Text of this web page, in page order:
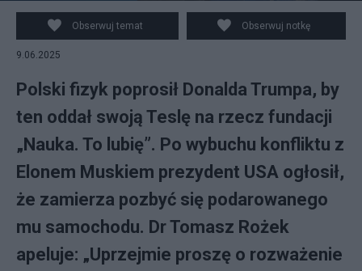
na zdjęciu: Tomasz Rożek podczas wystąpienia na
Forum Ekonomicznym w Karpaczu. fot. PAP/Maciej
Kulczyński
Obserwuj temat Obserwuj notkę
9.06.2025
Polski fizyk poprosił Donalda Trumpa, by
ten oddał swoją Teslę na rzecz fundacji
„Nauka. To lubię”. Po wybuchu konfliktu z
Elonem Muskiem prezydent USA ogłosił,
że zamierza pozbyć się podarowanego
mu samochodu. Dr Tomasz Rożek
apeluje: „Uprzejmie proszę o rozważenie